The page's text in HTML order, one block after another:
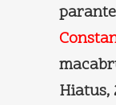
Hiatus,